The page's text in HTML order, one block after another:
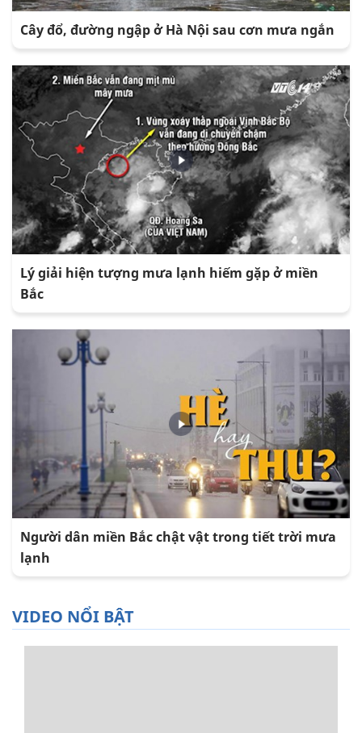
Cây đổ, đường ngập ở Hà Nội sau cơn mưa ngắn
Lý giải hiện tượng mưa lạnh hiếm gặp ở miền
Bắc
Người dân miền Bắc chật vật trong tiết trời mưa
lạnh
VIDEO NỔI BẬT